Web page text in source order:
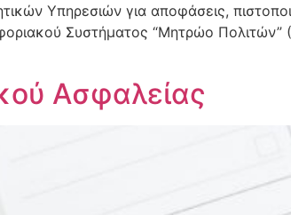
Υπηρεσιών για αποφάσεις,
Συστήματος “Μητρώο Πολιτών”
Ασφαλείας